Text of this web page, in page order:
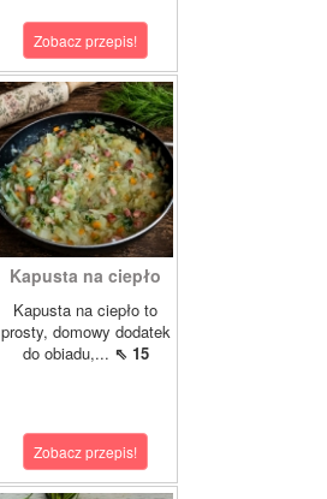
Zobacz przepis!
Kapusta na ciepło
Kapusta na ciepło to
prosty, domowy dodatek
do obiadu,... ⇖ 15
Zobacz przepis!